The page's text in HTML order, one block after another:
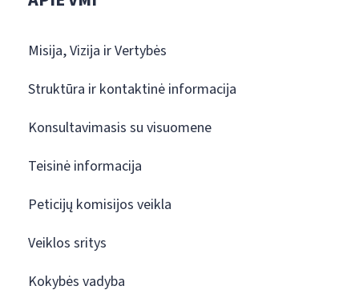
Misija, Vizija ir Vertybės
Struktūra ir kontaktinė informacija
Konsultavimasis su visuomene
Teisinė informacija
Peticijų komisijos veikla
Veiklos sritys
Kokybės vadyba